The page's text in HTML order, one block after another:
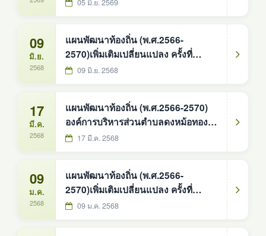
05 มิ.ย. 2569
09
มิ.ย.
2568
แผนพัฒนาท้องถิ่น (พ.ศ.2566-
2570)เพิ่มเติมเปลี่ยนแปลง ครั้งที่
2/256809 มิ.ย. 2568
17
มี.ค.
2568
แผนพัฒนาท้องถิ่น (พ.ศ.2566-2570)
องค์การบริหารส่วนตำบลดงหม้อทอง
ใต้ 17 มี.ค. 2568
09
ม.ค.
2568
แผนพัฒนาท้องถิ่น (พ.ศ.2566-
2570)เพิ่มเติมเปลี่ยนแปลง ครั้งที่
1/256809 ม.ค. 2568